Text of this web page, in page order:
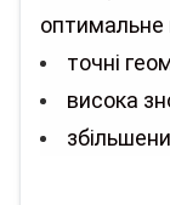
точні
висока